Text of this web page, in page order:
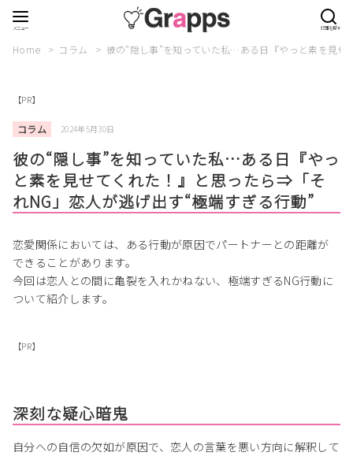
Home コラム 彼の“隠し事”を知っていた私…ある日『やっと素を見
【PR】
コラム 2024年5月30日
彼の“隠し事”を知っていた私…ある日『やっ
と素を見せてくれた！』と思ったら⇒「そ
れNG」恋人が逃げ出す“極端すぎる行動”
恋愛関係においては、ある行動が原因でパートナーとの距離が
できることがあります。
今回は恋人との間に亀裂を入れかねない、極端すぎるNG行動に
ついて紹介します。
【PR】
深刻な疑心暗鬼
自分への自信の欠如が原因で、恋人の言葉を悪い方向に解釈して